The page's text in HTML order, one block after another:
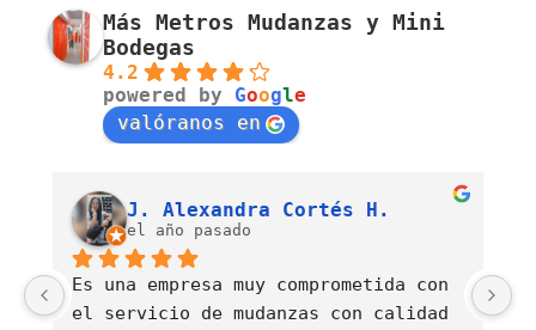
Más Metros Mudanzas y Mini
Bodegas
4.2
powered by Google
valóranos en
J. Alexandra Cortés H.
el año pasado
Es una empresa muy comprometida con
el servicio de mudanzas con calidad